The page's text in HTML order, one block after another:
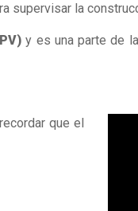
supervisar la
y es una parte de
que el